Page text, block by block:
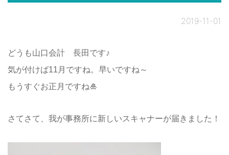
2019-11-01
どうも山口会計 長田です♪
気が付けば11月ですね。早いですね～
もうすぐお正月ですね🎍
さてさて、我が事務所に新しいスキャナーが届きました！